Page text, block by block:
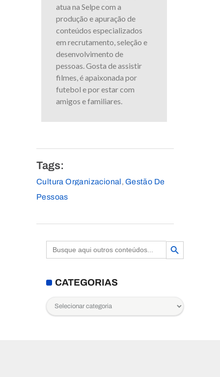
atua na Selpe com a
produção e apuração de
conteúdos especializados
em recrutamento, seleção e
desenvolvimento de
pessoas. Gosta de assistir
filmes, é apaixonada por
futebol e por estar com
amigos e familiares.
Tags:
Cultura Organizacional , Gestão De
Pessoas
Search
for:
Search Button
CATEGORIAS
Categorias